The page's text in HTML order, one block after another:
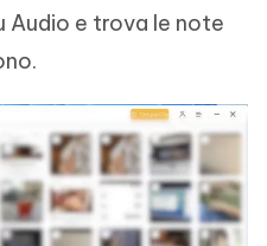
Audio e trova le note